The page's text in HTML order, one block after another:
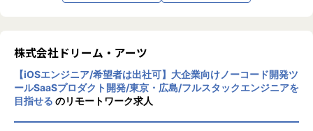
ットな組織構造で、意見交換が活発に行わ
れ、自由な発想が奨励されています。社員一
人ひとりがプロフェッショナルとして成長で
きる環境が整っています
【★働き方/リモートワーク】
ドリーム・アーツでは、リモートワークとオ
株式会社ドリーム・アーツ
【iOSエンジニア/希望者は出社可】大企業向けノーコード開発ツ
ールSaaSプロダクト開発/東京・広島/フルスタックエンジニアを
目指せる のリモートワーク求人